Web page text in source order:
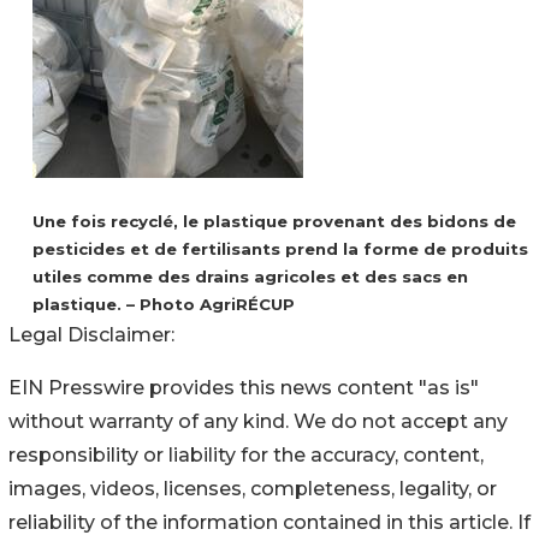
Une fois recyclé, le plastique provenant des bidons de
pesticides et de fertilisants prend la forme de produits
utiles comme des drains agricoles et des sacs en
plastique. – Photo AgriRÉCUP
Legal Disclaimer:
EIN Presswire provides this news content "as is"
without warranty of any kind. We do not accept any
responsibility or liability for the accuracy, content,
images, videos, licenses, completeness, legality, or
reliability of the information contained in this article. If